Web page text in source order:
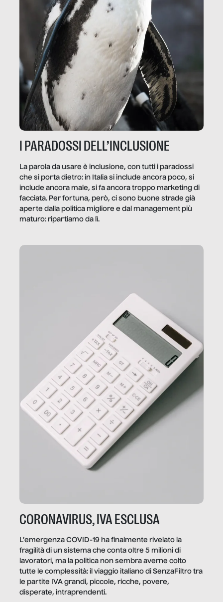
I PARADOSSI DELL’INCLUSIONE
La parola da usare è inclusione, con tutti i paradossi
che si porta dietro: in Italia si include ancora poco, si
include ancora male, si fa ancora troppo marketing di
facciata. Per fortuna, però, ci sono buone strade già
aperte dalla politica migliore e dal management più
maturo: ripartiamo da lì.
CORONAVIRUS, IVA ESCLUSA
L’emergenza COVID-19 ha finalmente rivelato la
fragilità di un sistema che conta oltre 5 milioni di
lavoratori, ma la politica non sembra averne colto
tutte le complessità: il viaggio italiano di SenzaFiltro tra
le partite IVA grandi, piccole, ricche, povere,
disperate, intraprendenti.